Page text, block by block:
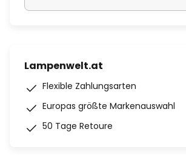
Lampenwelt.at
Flexible Zahlungsarten
Europas größte Markenauswahl
50 Tage Retoure